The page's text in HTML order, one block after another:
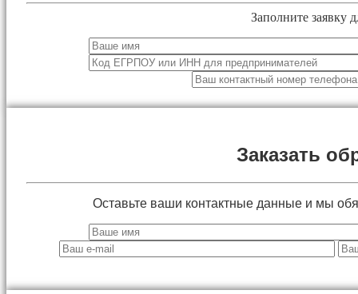
Заполните заявку
Заказать
Оставьте ваши контактные данные и мы